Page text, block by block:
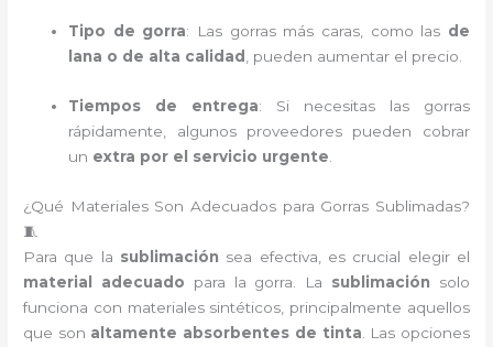
Tipo de gorra: Las gorras más caras, como las de
lana o de alta calidad , pueden aumentar el precio.
Tiempos de entrega: Si necesitas las gorras
rápidamente, algunos proveedores pueden cobrar
un extra por el servicio urgente.
¿Qué Materiales Son Adecuados para Gorras Sublimadas?
🧵
Para que la sublimación sea efectiva, es crucial elegir el
material adecuado para la gorra. La sublimación solo
funciona con materiales sintéticos, principalmente aquellos
que son altamente absorbentes de tinta . Las opciones